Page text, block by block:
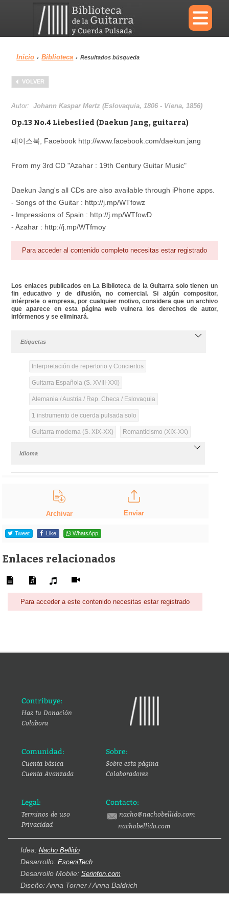
×
Menu
Biblioteca Diccionario
Inicio › Biblioteca › Resultados búsqueda
VOLVER
Autor:Johann Kaspar Mertz (Eslovaquia, 1806 - Viena, 1856)
Op.13 No.4 Liebeslied (Daekun Jang, guitarra)
페이스북, Facebook http://www.facebook.com/daekun.jang
From my 3rd CD "Azahar : 19th Century Guitar Music"
Daekun Jang's all CDs are also available through iPhone apps.
- Songs of the Guitar : http://j.mp/WTfowz
- Impressions of Spain : http://j.mp/WTfowD
- Azahar : http://j.mp/WTfmoy
Para acceder al contenido completo necesitas estar registrado
Los enlaces publicados en La Biblioteca de la Guitarra solo tienen un
fin educativo y de difusión, no comercial. Si algún compositor,
intérprete o empresa, por cualquier motivo, considera que un archivo
que aparece en esta página web vulnera los derechos de autor,
infórmenos y se eliminará.
Etiquetas
Interpretación de repertorio y Conciertos
Guitarra Española (S. XVIII-XXI)
Alemania / Austria / Rep. Checa / Eslovaquia
1 instrumento de cuerda pulsada solo
Guitarra moderna (S. XIX-XX) Romanticismo (XIX-XX)
Idioma
Archivar Enviar
Tweet Like WhatsApp
Enlaces relacionados
Para acceder a este contenido necesitas estar registrado
Contribuye:
Haz tu Donación
Colabora
Comunidad:
Cuenta básica
Cuenta Avanzada
Sobre:
Sobre esta página
Colaboradores
Legal:
Terminos de uso
Privacidad
Contacto:
nacho@nachobellido.com
nachobellido.com
Idea: Nacho Bellido
Desarrollo: EsceniTech
Desarrollo Mobile: Serinfon.com
Diseño: Anna Torner / Anna Baldrich